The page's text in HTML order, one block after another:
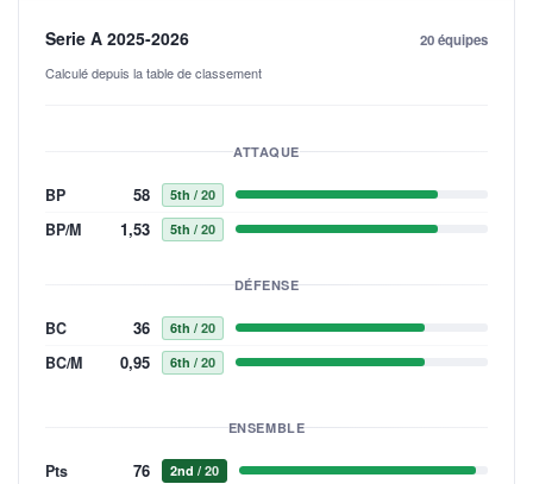
Serie A 2025-2026
Calculé depuis la table de classement
20 équipes
ATTAQUE
BP 58 5th / 20
BP/M 1,53 5th / 20
DÉFENSE
BC 36 6th / 20
BC/M 0,95 6th / 20
ENSEMBLE
Pts 76 2nd / 20